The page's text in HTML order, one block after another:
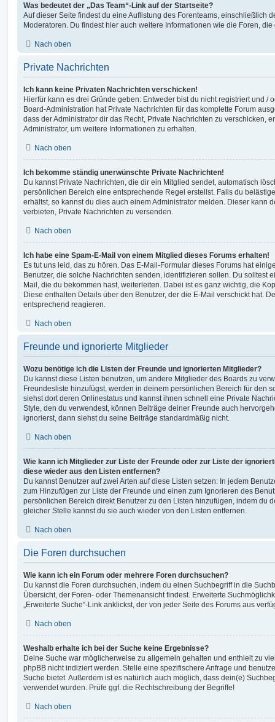
Was bedeutet der „Das Team“-Link auf der Startseite?
Auf dieser Seite findest du eine Auflistung des Forenteams, einschließlich
Moderatoren. Du findest hier auch weitere Informationen wie die Foren,
Nach oben
Private Nachrichten
Ich kann keine Privaten Nachrichten verschicken!
Hierfür kann es drei Gründe geben: Entweder bist du nicht registriert und /
Board-Administration hat Private Nachrichten für das komplette Forum
dass der Administrator dir das Recht, Private Nachrichten zu verschicken,
Administrator, um weitere Informationen zu erhalten.
Nach oben
Ich bekomme ständig unerwünschte Private Nachrichten!
Du kannst Private Nachrichten, die dir ein Mitglied sendet, automatisch
persönlichen Bereich eine entsprechende Regel erstellst. Falls du
erhältst, so kannst du dies auch einem Administrator melden. Dieser kann
verbieten, Private Nachrichten zu versenden.
Nach oben
Ich habe eine Spam-E-Mail von einem Mitglied dieses Forums erhalten!
Es tut uns leid, das zu hören. Das E-Mail-Formular dieses Forums hat
Benutzer, die solche Nachrichten senden, identifizieren sollen. Du solltest
Mail, die du bekommen hast, weiterleiten. Dabei ist es ganz wichtig, die
Diese enthalten Details über den Benutzer, der die E-Mail verschickt hat.
entsprechend reagieren.
Nach oben
Freunde und ignorierte Mitglieder
Wozu benötige ich die Listen der Freunde und ignorierten Mitglieder?
Du kannst diese Listen benutzen, um andere Mitglieder des Boards zu
Freundesliste hinzufügst, werden in deinem persönlichen Bereich für den
siehst dort deren Onlinestatus und kannst ihnen schnell eine Private
Style, den du verwendest, können Beiträge deiner Freunde auch
ignorierst, dann siehst du seine Beiträge standardmäßig nicht.
Nach oben
Wie kann ich Mitglieder zur Liste der Freunde oder zur Liste der
diese wieder aus den Listen entfernen?
Du kannst Benutzer auf zwei Arten auf diese Listen setzen: In jedem
zum Hinzufügen zur Liste der Freunde und einen zum Ignorieren des
persönlichen Bereich direkt Benutzer zu den Listen hinzufügen, indem du
gleicher Stelle kannst du sie auch wieder von den Listen entfernen.
Nach oben
Die Foren durchsuchen
Wie kann ich ein Forum oder mehrere Foren durchsuchen?
Du kannst die Foren durchsuchen, indem du einen Suchbegriff in die
Übersicht, der Foren- oder Themenansicht findest. Erweiterte
„Erweiterte Suche“-Link anklickst, der von jeder Seite des Forums aus
Nach oben
Weshalb erhalte ich bei der Suche keine Ergebnisse?
Deine Suche war möglicherweise zu allgemein gehalten und enthielt zu
phpBB nicht indiziert werden. Stelle eine spezifischere Anfrage und
Suche bietet. Außerdem ist es natürlich auch möglich, dass dein(e)
verwendet wurden. Prüfe ggf. die Rechtschreibung der Begriffe!
Nach oben